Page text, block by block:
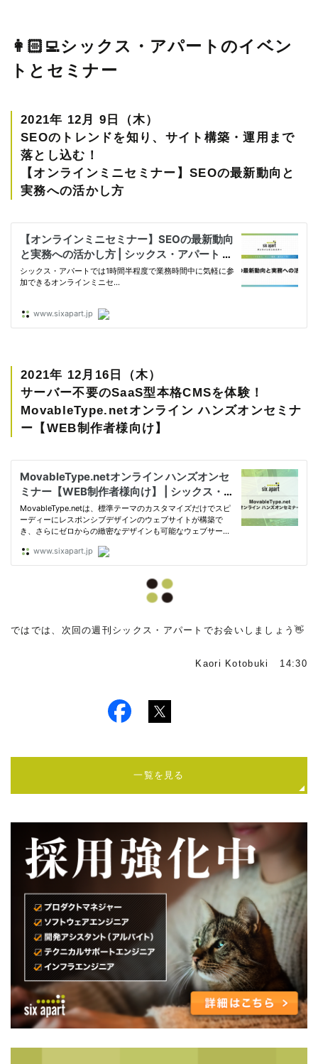
👩🏻‍💻シックス・アパートのイベン
トとセミナー
2021年 12月 9日（木）
SEOのトレンドを知り、サイト構築・運用まで
落とし込む！
【オンラインミニセミナー】SEOの最新動向と
実務への活かし方
2021年 12月16日（木）
サーバー不要のSaaS型本格CMSを体験！
MovableType.netオンライン ハンズオンセミナ
ー【WEB制作者様向け】
ではでは、次回の週刊シックス・アパートでお会いしましょう👋
Kaori Kotobuki 14:30
一覧を見る